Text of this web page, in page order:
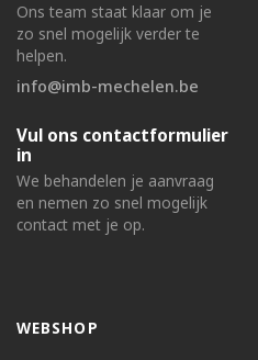
Ons team staat klaar om je
zo snel mogelijk verder te
helpen.
info@imb-mechelen.be
Vul ons contactformulier
in
We behandelen je aanvraag
en nemen zo snel mogelijk
contact met je op.
WEBSHOP